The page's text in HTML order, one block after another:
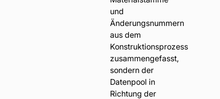
und
Änderungsnummern
aus dem
Konstruktionsprozess
zusammengefasst,
sondern der
Datenpool in
Richtung der